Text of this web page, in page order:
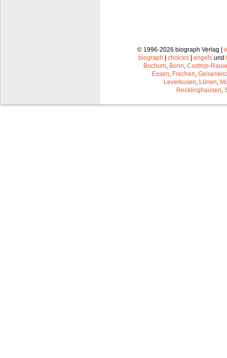
© 1996-2026 biograph Verlag |
biograph
choices engels und
Bochum, Bonn, Castrop-
Essen, Frechen,
Leverkusen, Lünen,
Recklinghausen,